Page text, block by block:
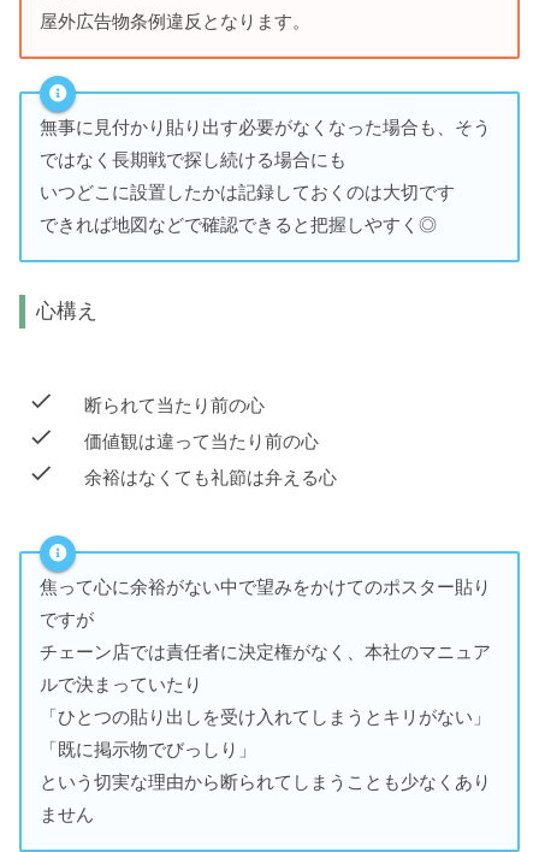
屋外広告物条例違反となります。
無事に見付かり貼り出す必要がなくなった場合も、そう
ではなく長期戦で探し続ける場合にも
いつどこに設置したかは記録しておくのは大切です
できれば地図などで確認できると把握しやすく◎
心構え
断られて当たり前の心
価値観は違って当たり前の心
余裕はなくても礼節は弁える心
焦って心に余裕がない中で望みをかけてのポスター貼り
ですが
チェーン店では責任者に決定権がなく、本社のマニュア
ルで決まっていたり
「ひとつの貼り出しを受け入れてしまうとキリがない」
「既に掲示物でびっしり」
という切実な理由から断られてしまうことも少なくあり
ません